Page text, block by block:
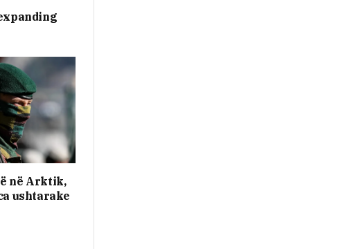
në Arktik,
ushtarake